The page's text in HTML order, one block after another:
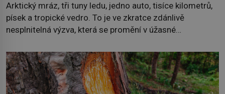
Arktický mráz, tři tuny ledu, jedno auto, tisíce kilometrů,
písek a tropické vedro. To je ve zkratce zdánlivě
nesplnitelná výzva, která se promění v úžasné
na podzim 1958 jako hec. Rádio Luxembourg přichází s
neobvyklou výzvou. Tomu, kdo dokáže dopravit ze
severního polárního kruhu na […]